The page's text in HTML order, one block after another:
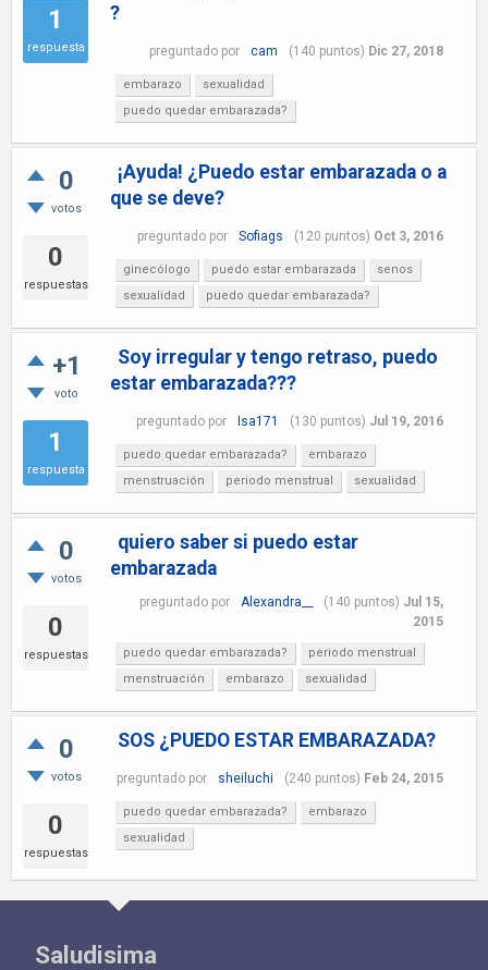
1
respuesta
?
preguntado por cam (140 puntos) Dic 27, 2018
embarazo
sexualidad
puedo quedar embarazada?
0
votos
0
respuestas
¡Ayuda! ¿Puedo estar embarazada o a
que se deve?
preguntado por Sofiags (120 puntos) Oct 3, 2016
ginecólogo puedo estar embarazada
senos
sexualidad
puedo quedar embarazada?
+1
voto
1
respuesta
Soy irregular y tengo retraso, puedo
estar embarazada???
preguntado por Isa171 (130 puntos) Jul 19, 2016
puedo quedar embarazada?
embarazo
menstruación
periodo menstrual sexualidad
0
votos
0
respuestas
quiero saber si puedo estar
embarazada
preguntado por Alexandra__ (140 puntos) Jul 15,
2015
puedo quedar embarazada?
periodo menstrual
menstruación
embarazo sexualidad
0
votos
0
respuestas
SOS ¿PUEDO ESTAR EMBARAZADA?
preguntado por sheiluchi (240 puntos) Feb 24, 2015
puedo quedar embarazada?
embarazo
sexualidad
Saludisima